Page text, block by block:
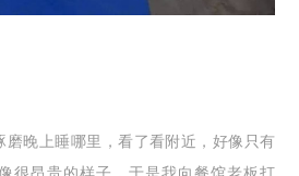
晚上睡哪里，看了看附近，好像只有
很昂贵的样子，于是我向餐馆老板打